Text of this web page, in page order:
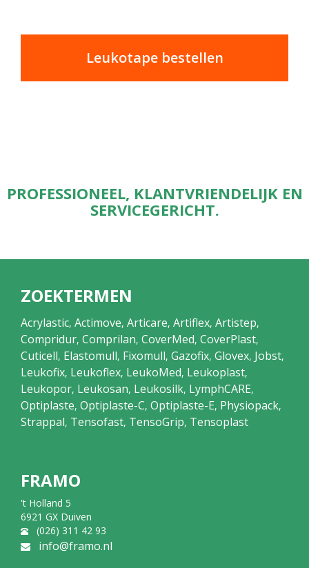
Leukotape bestellen
PROFESSIONEEL, KLANTVRIENDELIJK EN
SERVICEGERICHT.
ZOEKTERMEN
Acrylastic, Actimove, Articare, Artiflex, Artistep,
Compridur, Comprilan, CoverMed, CoverPlast,
Cuticell, Elastomull, Fixomull, Gazofix, Glovex, Jobst,
Leukofix, Leukoflex, LeukoMed, Leukoplast,
Leukopor, Leukosan, Leukosilk, LymphCARE,
Optiplaste, Optiplaste-C, Optiplaste-E, Physiopack,
Strappal, Tensofast, TensoGrip, Tensoplast
FRAMO
't Holland 5
6921 GX Duiven
(026) 311 42 93
info@framo.nl